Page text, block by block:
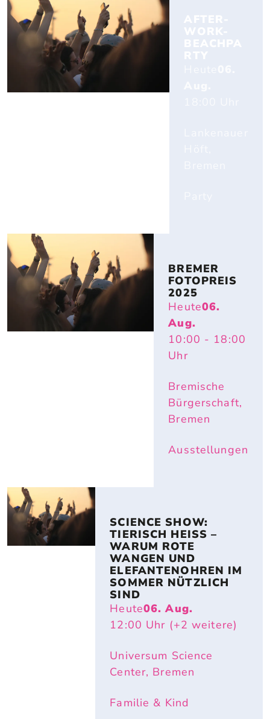
BREMER
FOTOPREIS
2025
Heute06.
Aug.
10:00 - 18:00
Uhr
Bremische
Bürgerschaft,
Bremen
Ausstellungen
SCIENCE SHOW:
TIERISCH HEISS – W
ARUM ROTE W
ANGEN UND E
LEFANTENOHREN IM S
OMMER NÜTZLICH S
IND
Heute06. Aug.
12:00 Uhr (+2 weitere)
Universum Science
Center, Bremen
Familie & Kind